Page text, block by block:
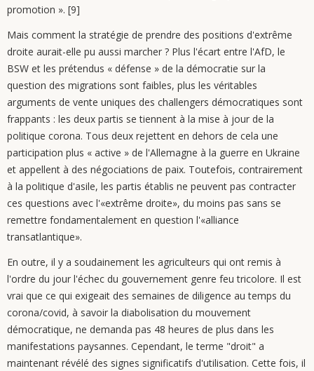
promotion ». [9]
Mais comment la stratégie de prendre des positions d'extrême
droite aurait-elle pu aussi marcher ? Plus l'écart entre l'AfD, le
BSW et les prétendus « défense » de la démocratie sur la
question des migrations sont faibles, plus les véritables
arguments de vente uniques des challengers démocratiques sont
frappants : les deux partis se tiennent à la mise à jour de la
politique corona. Tous deux rejettent en dehors de cela une
participation plus « active » de l'Allemagne à la guerre en Ukraine
et appellent à des négociations de paix. Toutefois, contrairement
à la politique d'asile, les partis établis ne peuvent pas contracter
ces questions avec l'«extrême droite», du moins pas sans se
remettre fondamentalement en question l'«alliance
transatlantique».
En outre, il y a soudainement les agriculteurs qui ont remis à
l'ordre du jour l'échec du gouvernement genre feu tricolore. Il est
vrai que ce qui exigeait des semaines de diligence au temps du
corona/covid, à savoir la diabolisation du mouvement
démocratique, ne demanda pas 48 heures de plus dans les
manifestations paysannes. Cependant, le terme "droit" a
maintenant révélé des signes significatifs d'utilisation. Cette fois, il